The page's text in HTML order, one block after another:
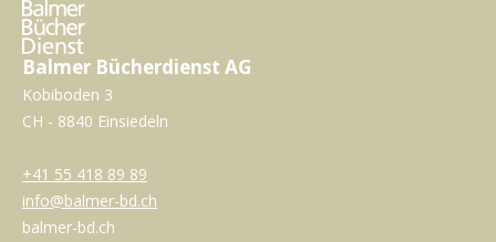
Balmer Bücherdienst AG
Kobiboden 3
CH - 8840 Einsiedeln
+41 55 418 89 89
info@balmer-bd.ch
balmer-bd.ch